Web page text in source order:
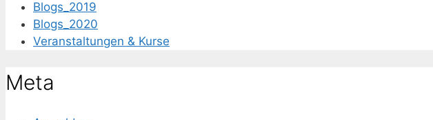
Blogs_2019
Blogs_2020
Veranstaltungen & Kurse
Meta